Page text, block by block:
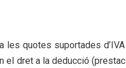
les quotes suportades
el dret a la deducció